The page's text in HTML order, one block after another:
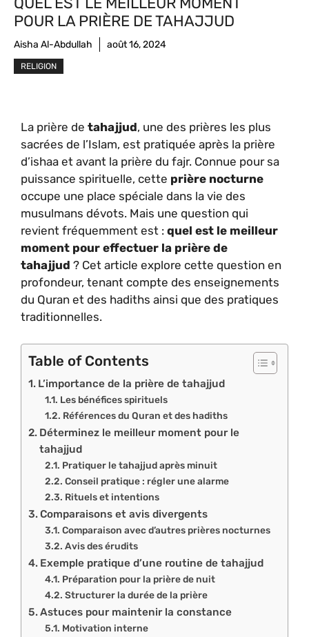
POUR LA PRIÈRE DE TAHAJJUD
Aisha Al-Abdullah août 16, 2024
RELIGION
La prière de tahajjud, une des prières les plus
sacrées de l’Islam, est pratiquée après la prière
d’ishaa et avant la prière du fajr. Connue pour sa
puissance spirituelle, cette prière nocturne
occupe une place spéciale dans la vie des
musulmans dévots. Mais une question qui
revient fréquemment est : quel est le meilleur
moment pour effectuer la prière de
tahajjud ? Cet article explore cette question en
profondeur, tenant compte des enseignements
du Quran et des hadiths ainsi que des pratiques
traditionnelles.
Table of Contents
L’importance de la prière de tahajjud
Les bénéfices spirituels
Références du Quran et des hadiths
Déterminez le meilleur moment pour le
tahajjud
Pratiquer le tahajjud après minuit
Conseil pratique : régler une alarme
Rituels et intentions
Comparaisons et avis divergents
Comparaison avec d’autres prières nocturnes
Avis des érudits
Exemple pratique d’une routine de tahajjud
Préparation pour la prière de nuit
Structurer la durée de la prière
Astuces pour maintenir la constance
Motivation interne